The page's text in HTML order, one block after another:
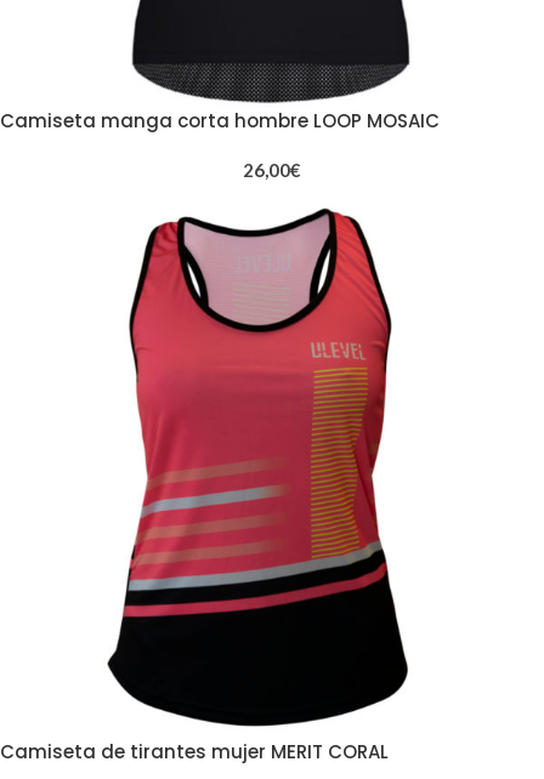
Camiseta manga corta hombre LOOP MOSAIC
26,00€
Camiseta de tirantes mujer MERIT CORAL